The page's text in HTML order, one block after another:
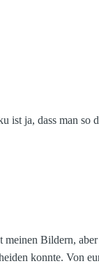
ja, dass man so
Bildern,
konnte. Von